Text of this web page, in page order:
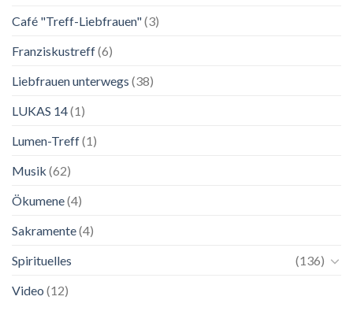
Café "Treff-Liebfrauen"(3)
Franziskustreff(6)
Liebfrauen unterwegs (38)
LUKAS 14(1)
Lumen-Treff(1)
Musik (62)
Ökumene(4)
Sakramente(4)
Spirituelles
(136)
Video (12)